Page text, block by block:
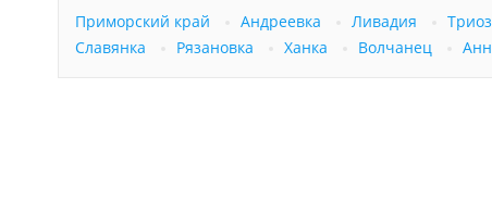
Приморский край Андреевка Ливадия
Славянка
Рязановка Ханка Волчанец